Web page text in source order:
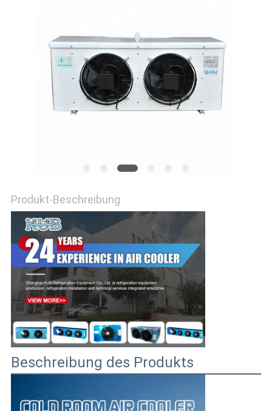
VERBINDUNG
FORDERN
SIE EIN
DATENSCHUTZRICHTLINIE
Produkt-Beschreibung
Beschreibung des Produkts